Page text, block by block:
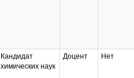
Кандидат
химических наук
Доцент Нет